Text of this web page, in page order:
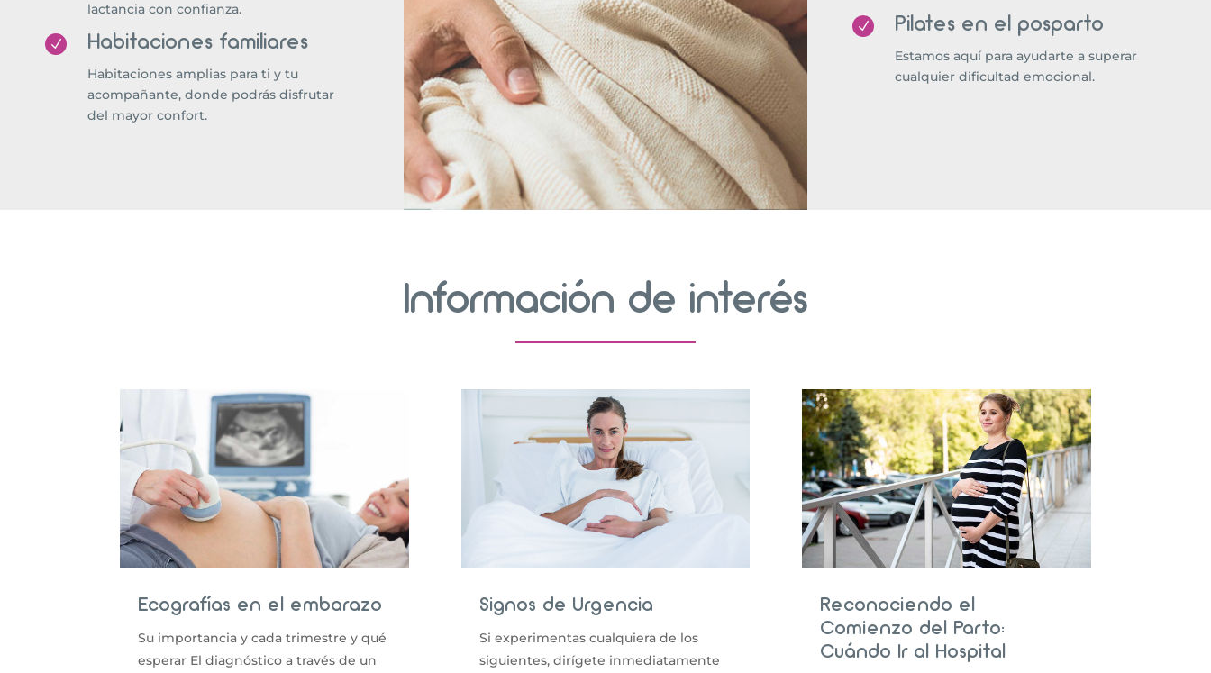
lactancia con confianza.
N Habitaciones familiares
Habitaciones amplias para ti y tu
acompañante, donde podrás disfrutar
del mayor confort.
N Pilates en el posparto
Estamos aquí para ayudarte a superar
cualquier dificultad emocional.
Información de interés
Ecografías en el embarazo
Su importancia y cada trimestre y qué
esperar El diagnóstico a través de un
Signos de Urgencia
Si experimentas cualquiera de los
siguientes, dirígete inmediatamente
Reconociendo el
Comienzo del Parto:
Cuándo Ir al Hospital